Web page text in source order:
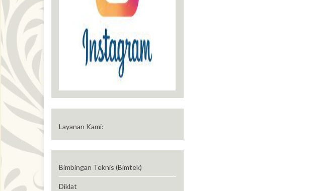
Layanan Kami:
Bimbingan Teknis (Bimtek)
Diklat